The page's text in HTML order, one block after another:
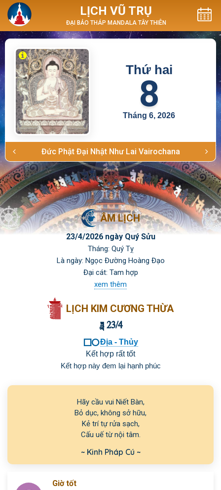
LỊCH VŨ TRỤ
ĐẠI BẢO THÁP MANDALA TÂY THIÊN
Thứ hai
8
Tháng 6, 2026
Đức Phật Đại Nhật Như Lai Vairochana
ÂM LỊCH
23/4/2026 ngày Quý Sửu
Tháng: Quý Tỵ
Là ngày: Ngọc Đường Hoàng Đạo
Đại cát: Tam hợp
xem thêm
LỊCH KIM CƯƠNG THỪA
 23/4
Địa - Thủy
Kết hợp rất tốt
Kết hợp này đem lại hạnh phúc
Hãy cầu vui Niết Bàn,
Bỏ dục, không sở hữu,
Kẻ trí tự rửa sạch,
~ Kinh Pháp Cú ~
Giờ tốt